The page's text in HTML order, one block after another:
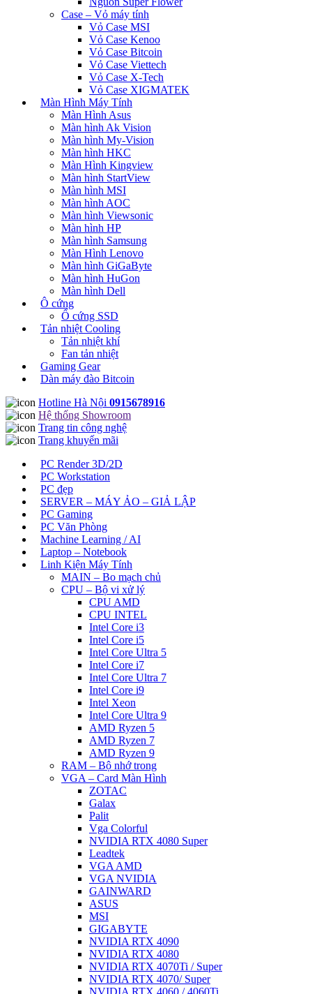
Case – Vỏ máy tính
Vỏ Case MSI
Vỏ Case Kenoo
Vỏ Case Bitcoin
Vỏ Case Viettech
Vỏ Case X-Tech
Vỏ Case XIGMATEK
Màn Hình Máy Tính
Màn Hình Asus
Màn hình Ak Vision
Màn hình My-Vision
Màn hình HKC
Màn Hình Kingview
Màn hình StartView
Màn hình MSI
Màn hình AOC
Màn hình Viewsonic
Màn hình HP
Màn hình Samsung
Màn Hình Lenovo
Màn hình GiGaByte
Màn hình HuGon
Màn hình Dell
Ô cứng
Ổ cứng SSD
Tản nhiệt Cooling
Tản nhiệt khí
Fan tản nhiệt
Gaming Gear
Dàn máy đào Bitcoin
Hotline Hà Nội 0915678916
Hệ thống Showroom
Trang tin công nghệ
Trang khuyến mãi
PC Render 3D/2D
PC Workstation
PC đẹp
SERVER – MÁY ẢO – GIẢ LẬP
PC Gaming
PC Văn Phòng
Machine Learning / AI
Laptop – Notebook
Linh Kiện Máy Tính
MAIN – Bo mạch chủ
CPU – Bộ vi xử lý
CPU AMD
CPU INTEL
Intel Core i3
Intel Core i5
Intel Core Ultra 5
Intel Core i7
Intel Core Ultra 7
Intel Core i9
Intel Xeon
Intel Core Ultra 9
AMD Ryzen 5
AMD Ryzen 7
AMD Ryzen 9
RAM – Bộ nhớ trong
VGA – Card Màn Hình
ZOTAC
Galax
Palit
Vga Colorful
NVIDIA RTX 4080 Super
Leadtek
VGA AMD
VGA NVIDIA
GAINWARD
ASUS
MSI
GIGABYTE
NVIDIA RTX 4090
NVIDIA RTX 4080
NVIDIA RTX 4070Ti / Super
NVIDIA RTX 4070/ Super
NVIDIA RTX 4060 / 4060Ti